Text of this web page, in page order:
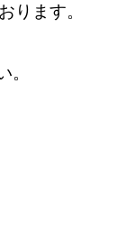
ります。
。